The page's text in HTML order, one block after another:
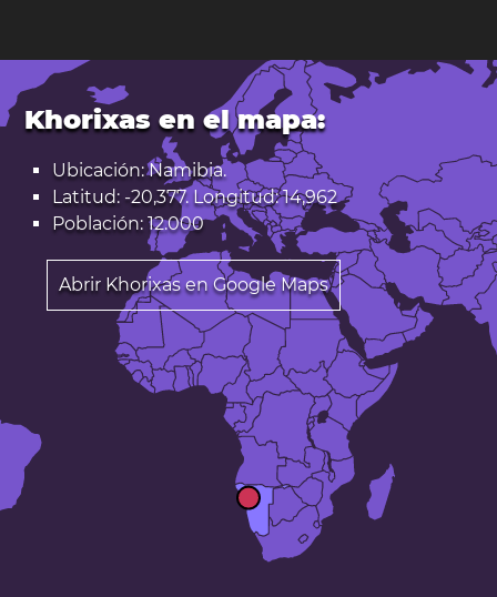
Khorixas en el mapa:
Ubicación: Namibia.
Latitud: -20,377. Longitud: 14,962
Población: 12.000
Abrir Khorixas en Google Maps